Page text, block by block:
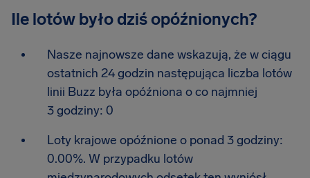
Ile lotów było dziś opóźnionych?
Nasze najnowsze dane wskazują, że w ciągu
ostatnich 24 godzin następująca liczba lotów
linii Buzz była opóźniona o co najmniej
3 godziny: 0
Loty krajowe opóźnione o ponad 3 godziny:
0.00%. W przypadku lotów